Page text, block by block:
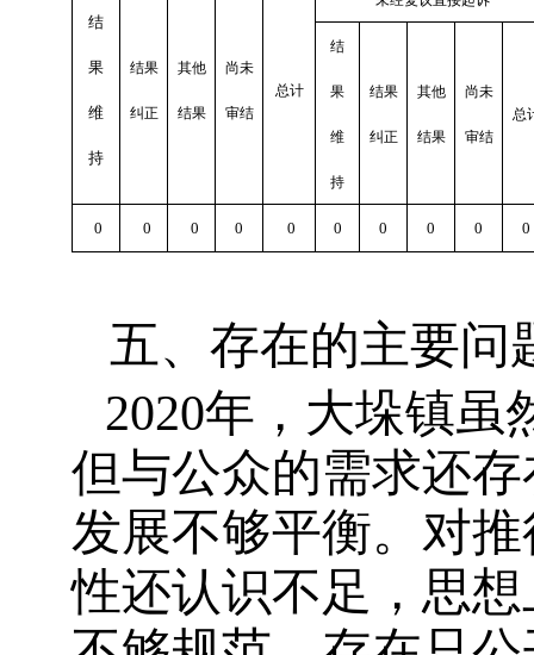
结
果
维
持
结果
纠正
其他
结果
尚未
审结
总计
结
果
维
持
结果
纠正
其他
结果
尚未
审结
总
0 0 0 0 0 0 0 0 0 0
五、存在的主要问
2020年，大垛镇虽
但与公众的需求还
发展不够平衡。对
性还认识不足，思